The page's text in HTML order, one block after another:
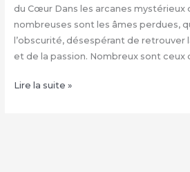
du Cœur Dans les arcanes mystérieux
nombreuses sont les âmes perdues,
l’obscurité, désespérant de retrouver
et de la passion. Nombreux sont ceux
Rituel
Lire la suite »